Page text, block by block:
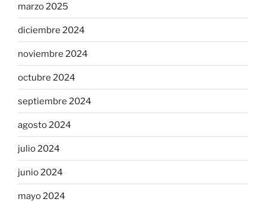
marzo 2025
diciembre 2024
noviembre 2024
octubre 2024
septiembre 2024
agosto 2024
julio 2024
junio 2024
mayo 2024